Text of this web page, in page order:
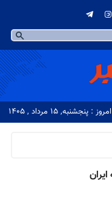
امروز : پنجشنبه, ۱۵ مرداد , ۱۴۰۵